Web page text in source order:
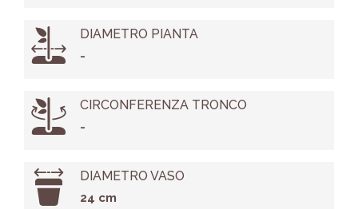
DIAMETRO PIANTA
-
CIRCONFERENZA TRONCO
-
DIAMETRO VASO
24 cm